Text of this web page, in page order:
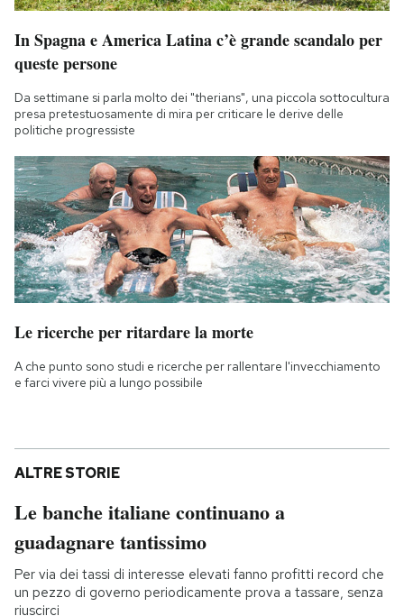
In Spagna e America Latina c’è grande scandalo per
queste persone
Da settimane si parla molto dei "therians", una piccola sottocultura
presa pretestuosamente di mira per criticare le derive delle
politiche progressiste
Le ricerche per ritardare la morte
A che punto sono studi e ricerche per rallentare l'invecchiamento
e farci vivere più a lungo possibile
ALTRE STORIE
Le banche italiane continuano a
guadagnare tantissimo
Per via dei tassi di interesse elevati fanno profitti record che
un pezzo di governo periodicamente prova a tassare, senza
riuscirci